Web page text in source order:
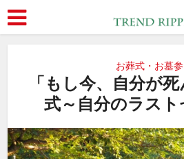
お葬式・お墓参
「もし今、自分が
式～自分のラス